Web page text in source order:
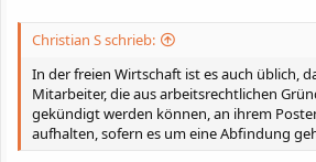
Christian S schrieb:
In der freien Wirtschaft ist es auch üblich,
Mitarbeiter, die aus arbeitsrechtlichen
gekündigt werden können, an ihrem
aufhalten, sofern es um eine Abfindung